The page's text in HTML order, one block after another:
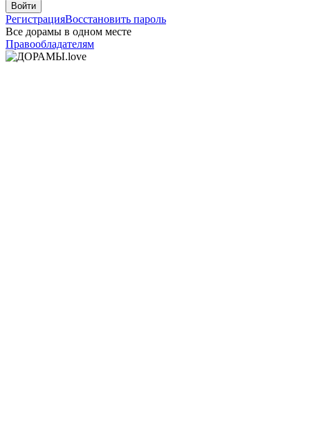
Войти
РегистрацияВосстановить пароль
Все дорамы в одном месте
Правообладателям